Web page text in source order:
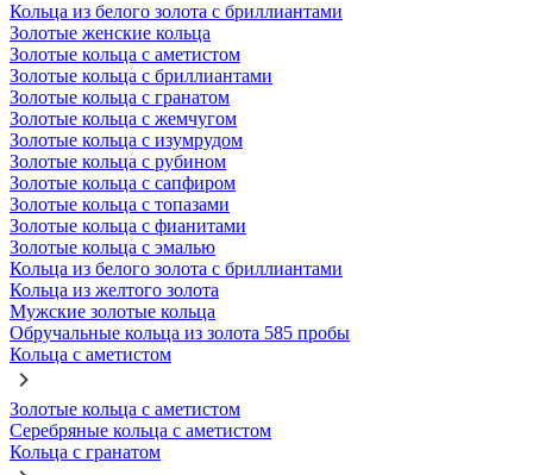
Кольца из белого золота с бриллиантами
Золотые женские кольца
Золотые кольца с аметистом
Золотые кольца с бриллиантами
Золотые кольца с гранатом
Золотые кольца с жемчугом
Золотые кольца с изумрудом
Золотые кольца с рубином
Золотые кольца с сапфиром
Золотые кольца с топазами
Золотые кольца с фианитами
Золотые кольца с эмалью
Кольца из белого золота с бриллиантами
Кольца из желтого золота
Мужские золотые кольца
Обручальные кольца из золота 585 пробы
Кольца с аметистом
Золотые кольца с аметистом
Серебряные кольца с аметистом
Кольца с гранатом